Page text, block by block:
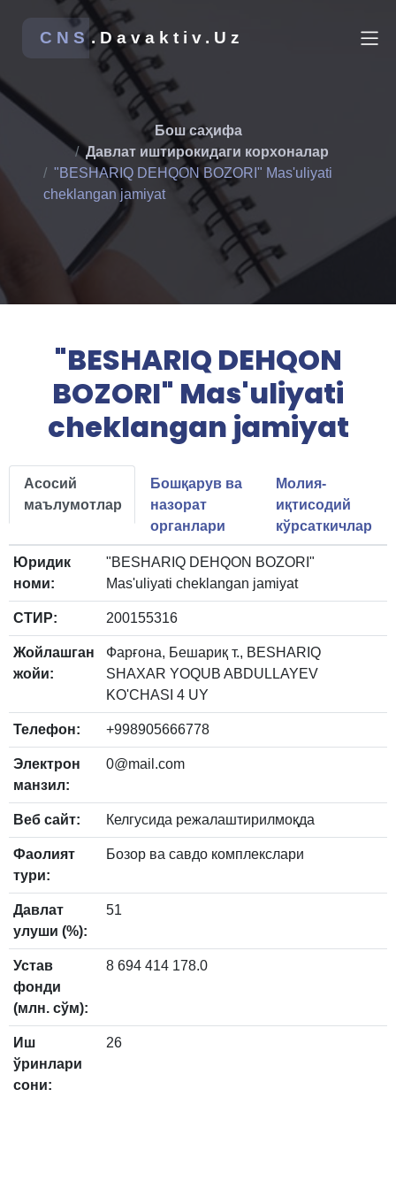
CNS .Davaktiv.Uz
Бош саҳифа
Давлат иштирокидаги корхоналар
"BESHARIQ DEHQON BOZORI" Mas'uliyati
cheklangan jamiyat
"BESHARIQ DEHQON
BOZORI" Mas'uliyati
cheklangan jamiyat
Асосий
маълумотлар
Бошқарув ва
назорат
органлари
Молия-
иқтисодий
кўрсаткичлар
Юридик
номи:
"BESHARIQ DEHQON BOZORI"
Mas'uliyati cheklangan jamiyat
СТИР: 200155316
Жойлашган
жойи:
Фарғона, Бешариқ т., BESHARIQ
SHAXAR YOQUB ABDULLAYEV
KO'CHASI 4 UY
Телефон: +998905666778
Электрон
манзил:
0@mail.com
Веб сайт: Келгусида режалаштирилмоқда
Фаолият
тури:
Бозор ва савдо комплекслари
Давлат
улуши (%):
51
Устав
фонди
(млн. сўм):
8 694 414 178.0
Иш
ўринлари
сони:
26